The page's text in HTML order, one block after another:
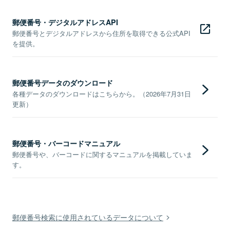
郵便番号・デジタルアドレスAPI
郵便番号とデジタルアドレスから住所を取得できる公式API
を提供。
郵便番号データのダウンロード
各種データのダウンロードはこちらから。（2026年7月31日
更新）
郵便番号・バーコードマニュアル
郵便番号や、バーコードに関するマニュアルを掲載していま
す。
郵便番号検索に使用されているデータについて